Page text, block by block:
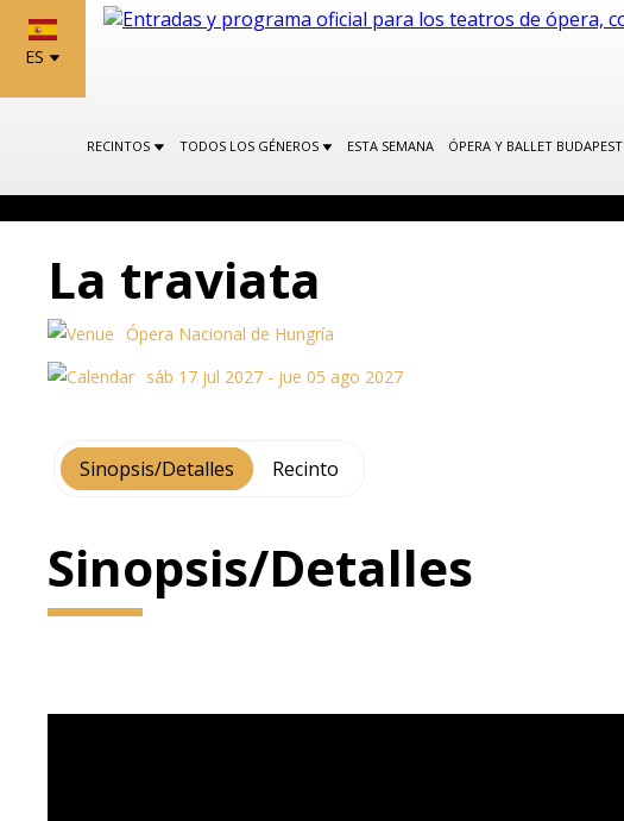
ES
RECINTOS TODOS LOS GÉNEROS ESTA SEMANA ÓPERA Y BALLET BUDAPEST
La traviata
Ópera Nacional de Hungría
sáb 17 jul 2027 - jue 05 ago 2027
Sinopsis/Detalles Recinto
Sinopsis/Detalles